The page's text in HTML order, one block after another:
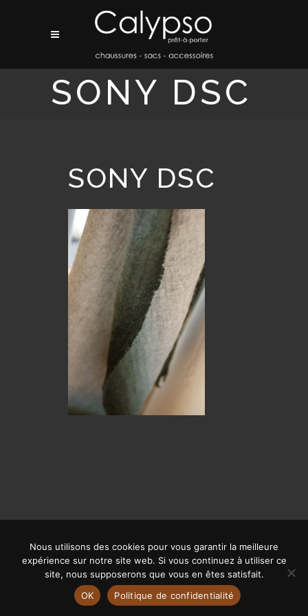
SONY DSC
SONY DSC
© CALYPSO 2019 | SITE RÉALISÉ PAR OFFPIX COMMUNICATION
MENTIONS LÉGALES
Nous utilisons des cookies pour vous garantir la meilleure
expérience sur notre site web. Si vous continuez à utiliser ce
site, nous supposerons que vous en êtes satisfait.
OK
Politique de confidentialité